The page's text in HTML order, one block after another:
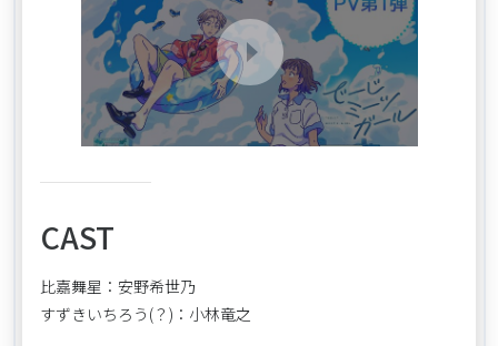
CAST
比嘉舞星：安野希世乃
すずきいちろう(？)：小林竜之